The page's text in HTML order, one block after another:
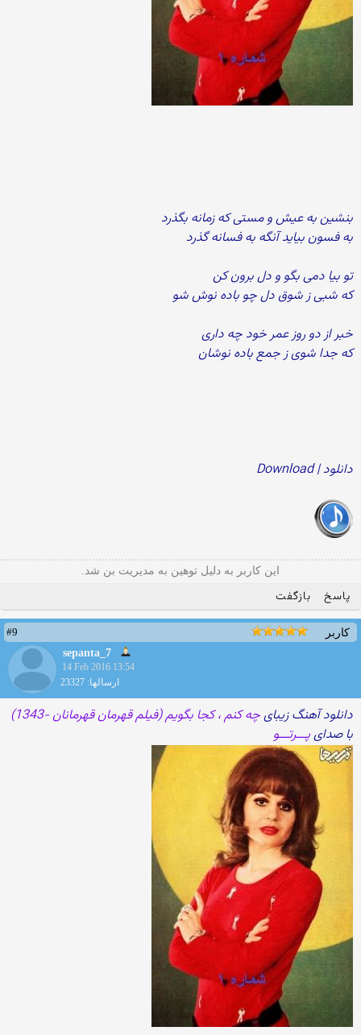
بنشین به عیش و مستی که زمانه بگذرد
به فسون بیاید آنگه به فسانه گذرد
تو بیا دمی بگو و دل برون کن
که شبی ز شوق دل چو باده نوش شو
خبر از دو روز عمر خود چه داری
که جدا شوی ز جمع باده نوشان
دانلود | Download
این کاربر به دلیل توهین به مدیریت بن شد.
پاسخ بازگفت
کاربر
#9
sepanta_7
14 Feb 2016 13:54
ارسالها: 23327
دانلود آهنگ زیبایچه کنم ، کجا بگویم (فیلم قهرمان قهرمانان -1343)
با صدایپـــرتـــو